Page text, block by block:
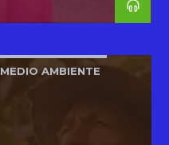
MEDIO AMBIENTE